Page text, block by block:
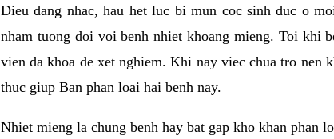
Dieu dang nhac, hau het luc bi mun coc sinh duc o
nham tuong doi voi benh nhiet khoang mieng. Toi khi
vien da khoa de xet nghiem. Khi nay viec chua tro nen
thuc giup Ban phan loai hai benh nay.
Nhiet mieng la chung benh hay bat gap kho khan phan